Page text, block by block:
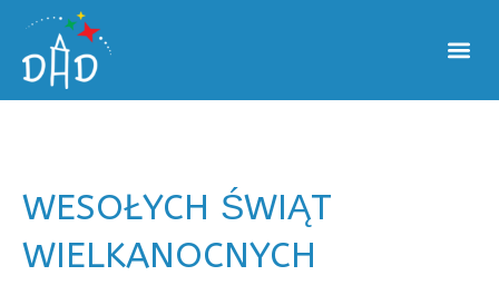
WESOŁYCH ŚWIĄT
WIELKANOCNYCH